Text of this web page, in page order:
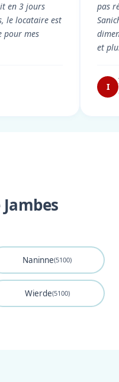
en 3 jours
le locataire est
pour mes
pas
et
I
Naninne(5100)
Wierde(5100)